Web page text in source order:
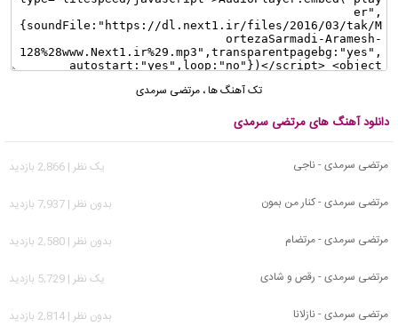
تک آهنگ ها، مرتضی سرمدی
دانلود آهنگ های مرتضی سرمدی
مرتضی سرمدی - ناجی
يک نظر | 2,866 بازدید
مرتضی سرمدی - کنار من بمون
بدون نظر | 7,937 بازدید
مرتضی سرمدی - مرتضام
بدون نظر | 2,580 بازدید
مرتضی سرمدی - رقص و شادی
يک نظر | 5,729 بازدید
مرتضی سرمدی - نازلانا
بدون نظر | 2,814 بازدید